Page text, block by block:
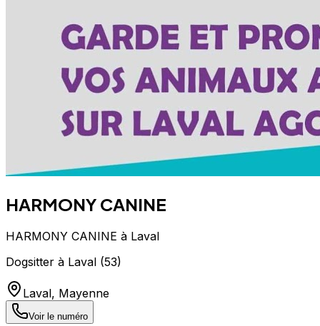
HARMONY CANINE
HARMONY CANINE à Laval
Dogsitter à Laval (53)
Laval, Mayenne
Voir le numéro